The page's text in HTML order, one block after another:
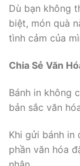
Dù bạn không
biệt, món quà
tình cảm của
Chia Sẻ Văn
Bánh in không
bản sắc văn
Khi gửi bánh in
phần văn hóa